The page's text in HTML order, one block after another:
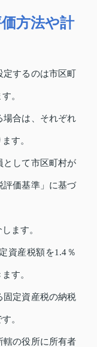
方法や計
定するのは市区町
。
場合は、それぞれ
す。
として市区町村が
評価基準」に基づ
ます。
資産税額を1.4％
す。
固定資産税の納税
。
轄の役所に所有者